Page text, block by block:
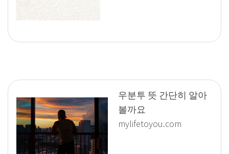
우분투 뜻 간단히 알아
볼까요
mylifetoyou.com